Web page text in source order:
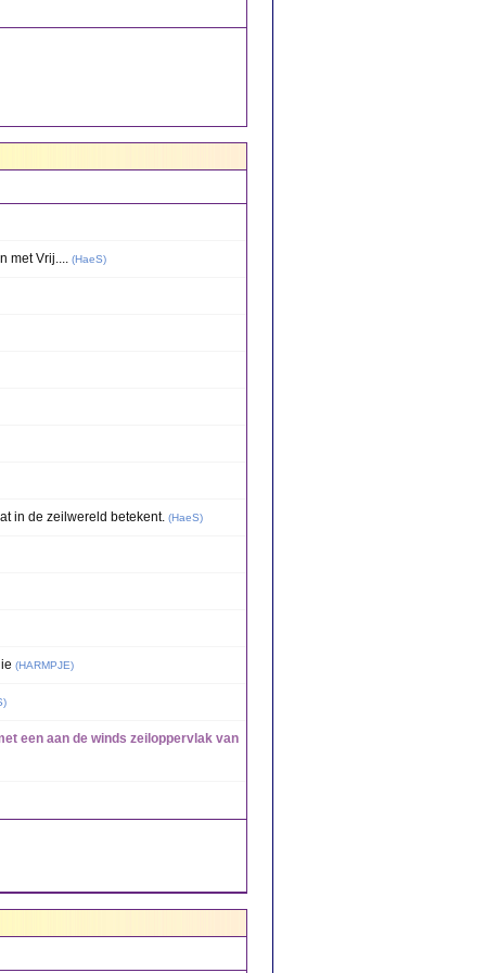
met Vrij.... (HaeS)
in de zeilwereld betekent. (HaeS)
(HARMPJE)
)
een aan de winds zeiloppervlak van